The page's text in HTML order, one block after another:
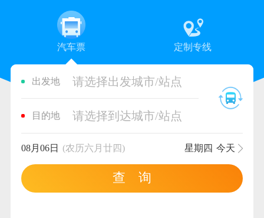
汽车票 定制专线
出发地 请选择出发城市/站点
目的地 请选择到达城市/站点
08月06日 (农历六月廿四) 星期四 今天
查 询